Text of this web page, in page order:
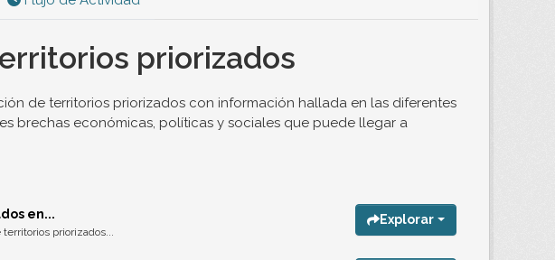
priorizados
de territorios priorizados con información hallada en las diferentes
brechas económicas, políticas y sociales que puede llegar a
en...
priorizados...
Explorar